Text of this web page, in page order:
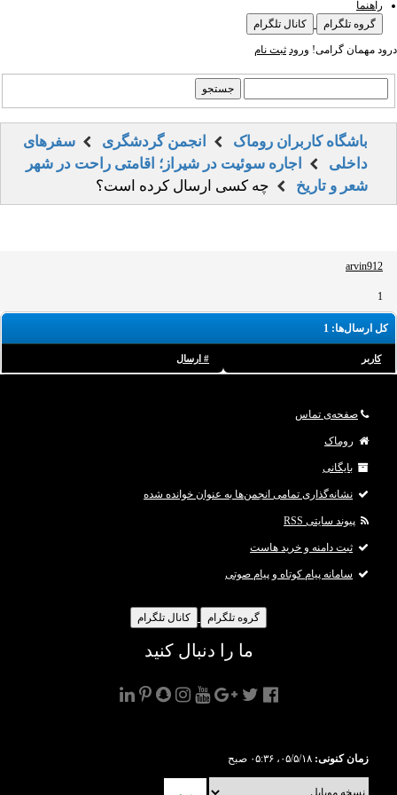
راهنما
گروه تلگرام
کانال تلگرام
درود مهمان گرامی! ورود ثبت نام
باشگاه کاربران روماک انجمن گردشگری
سفرهای
داخلی
اجاره سوئیت در شیراز؛ اقامتی راحت در شهر
شعر و تاریخ
چه کسی ارسال کرده است؟
arvin912
1
کل ارسال‌ها: 1
کاربر # ارسال
صفحه‌ی تماس
روماک
بایگانی
نشانه‌گذاری تمامی انجمن‌ها به عنوان خوانده شده
پیوند سایتی RSS
ثبت دامنه و خرید هاست
سامانه پیام کوتاه و پیام صوتی
گروه تلگرام کانال تلگرام
ما را دنبال کنید
زمان کنونی: ۰۵/۵/۱۸، ۰۵:۳۶ صبح